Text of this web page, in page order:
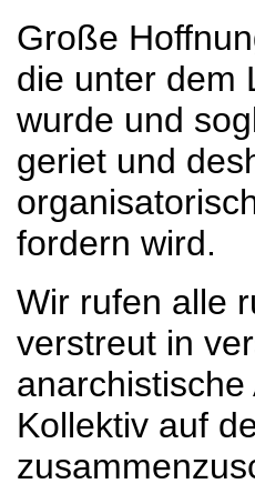
Große
die unter dem
wurde und
geriet und
fordern wird.
Wir rufen alle
verstreut in
Kollektiv auf